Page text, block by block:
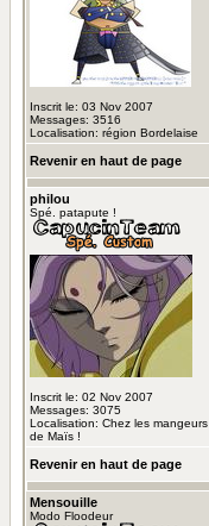
Inscrit le: 03 Nov 2007
Messages: 3516
Localisation: région Bordelaise
Revenir en haut de page
philou
Spé. patapute !
Inscrit le: 02 Nov 2007
Messages: 3075
Localisation: Chez les mangeurs
de Maïs !
Revenir en haut de page
Mensouille
Modo Floodeur